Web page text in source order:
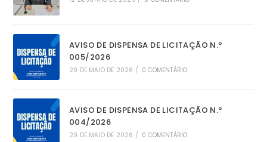
AVISO DE DISPENSA DE LICITAÇÃO N.º
005/2026
29 DE MAIO DE 2026 / 0 COMENTÁRIO
AVISO DE DISPENSA DE LICITAÇÃO N.º
004/2026
29 DE MAIO DE 2026 / 0 COMENTÁRIO